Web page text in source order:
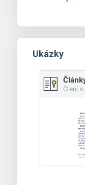
Ukázky
Čtení